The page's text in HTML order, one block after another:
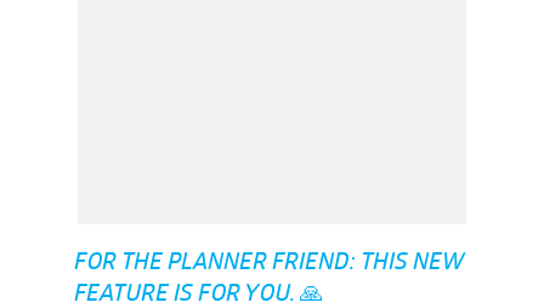
FOR THE PLANNER FRIEND: THIS NEW
FEATURE IS FOR YOU. 🙏